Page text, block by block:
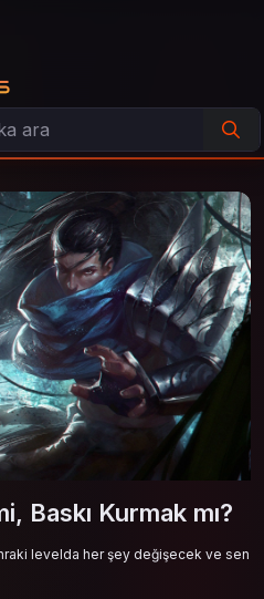
Baskı Kurmak mı?
levelda her şey değişecek ve sen